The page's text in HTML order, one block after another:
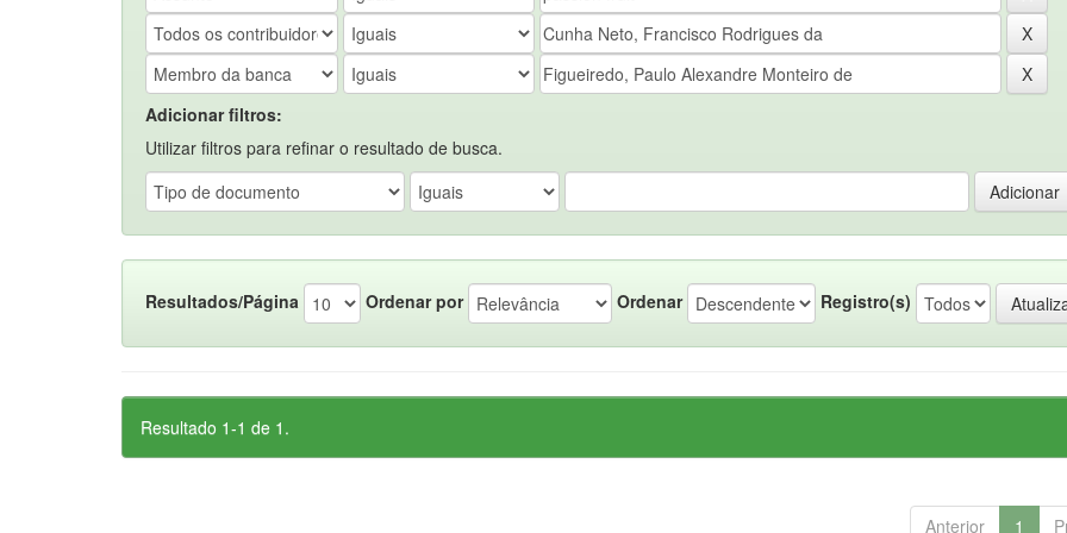
Adicionar filtros:
Utilizar filtros para refinar o resultado de busca.
Resultados/Página Ordenar por Ordenar Registro(s)
Resultado 1-1 de 1.
Anterior 1